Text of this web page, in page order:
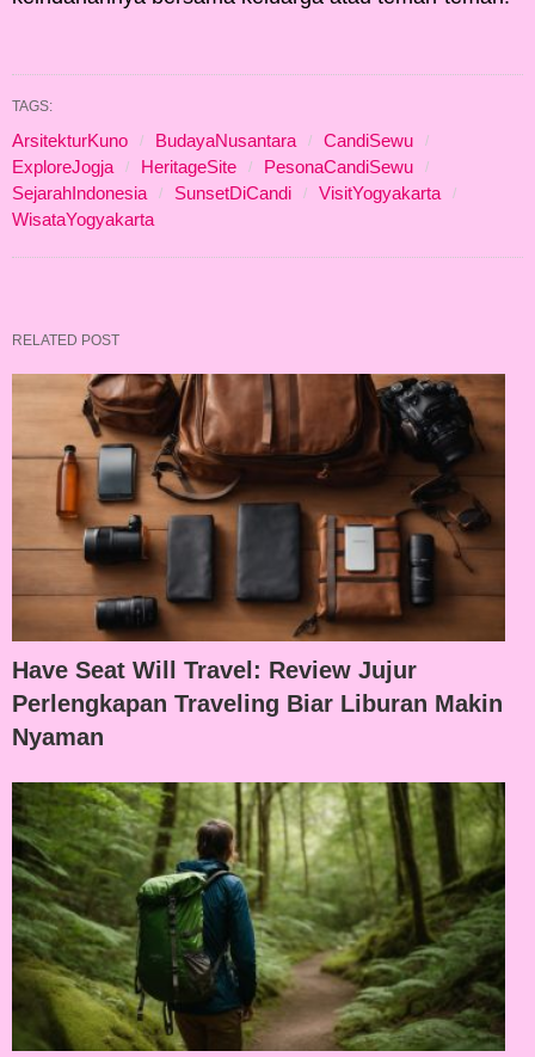
TAGS:
ArsitekturKuno BudayaNusantara
CandiSewu
ExploreJogja
HeritageSite
PesonaCandiSewu
SejarahIndonesia
SunsetDiCandi
VisitYogyakarta
WisataYogyakarta
RELATED POST
Have Seat Will Travel: Review Jujur
Perlengkapan Traveling Biar Liburan Makin
Nyaman